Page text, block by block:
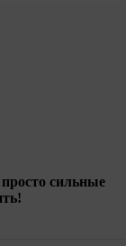
сильные